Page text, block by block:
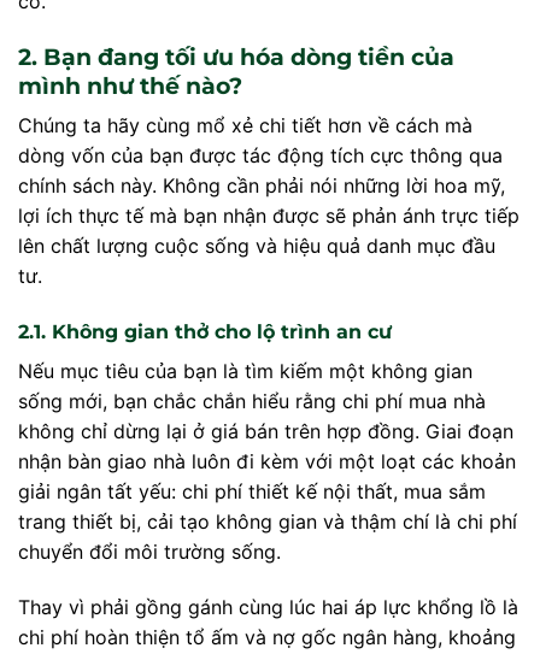
2. Bạn đang tối ưu hóa dòng tiền của
mình như thế nào?
Chúng ta hãy cùng mổ xẻ chi tiết hơn về cách mà
dòng vốn của bạn được tác động tích cực thông qua
chính sách này. Không cần phải nói những lời hoa mỹ,
lợi ích thực tế mà bạn nhận được sẽ phản ánh trực tiếp
lên chất lượng cuộc sống và hiệu quả danh mục đầu
tư.
2.1. Không gian thở cho lộ trình an cư
Nếu mục tiêu của bạn là tìm kiếm một không gian
sống mới, bạn chắc chắn hiểu rằng chi phí mua nhà
không chỉ dừng lại ở giá bán trên hợp đồng. Giai đoạn
nhận bàn giao nhà luôn đi kèm với một loạt các khoản
giải ngân tất yếu: chi phí thiết kế nội thất, mua sắm
trang thiết bị, cải tạo không gian và thậm chí là chi phí
chuyển đổi môi trường sống.
Thay vì phải gồng gánh cùng lúc hai áp lực khổng lồ là
chi phí hoàn thiện tổ ấm và nợ gốc ngân hàng, khoảng